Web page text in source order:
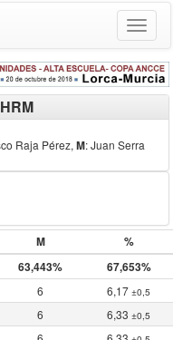
Toggle
Raja Pérez, M: Juan Serra
M
%
63,443% 67,653%
6 6,17 ±0,5
6 6,33 ±0,5